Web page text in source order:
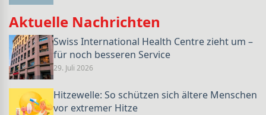
Aktuelle Nachrichten
Swiss International Health Centre zieht um –
für noch besseren Service
29. Juli 2026
Hitzewelle: So schützen sich ältere Menschen
vor extremer Hitze